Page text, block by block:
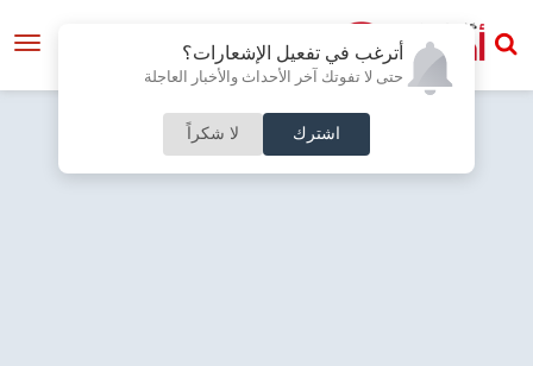
أترغب في تفعيل الإشعارات؟
حتى لا تفوتك آخر الأحداث والأخبار العاجلة
اشترك لا شكراً